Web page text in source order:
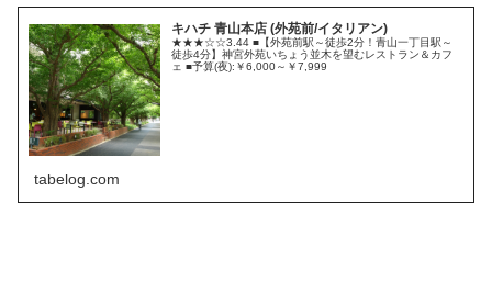
キハチ 青山本店 (外苑前/イタリアン)
★★★☆☆3.44 ■【外苑前駅～徒歩2分！青山一丁目駅～
徒歩4分】神宮外苑いちょう並木を望むレストラン＆カフ
ェ ■予算(夜):￥6,000～￥7,999
tabelog.com